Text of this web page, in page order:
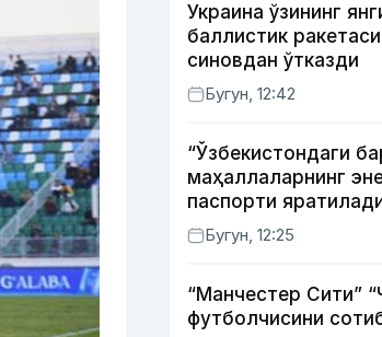
Украина ўзининг
баллистик
синовдан ўтказди
Бугун, 12:42
“Ўзбекистондаги
маҳаллаларнинг
паспорти
энергетика вазири
Бугун, 12:25
“Манчестер Сити”
футболчисини